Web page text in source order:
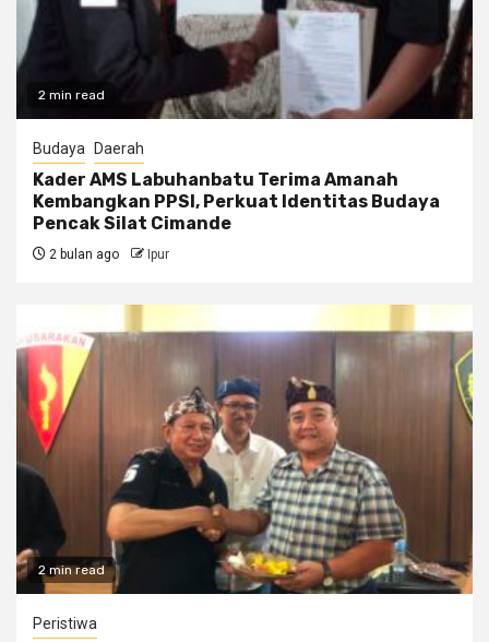
2 min read
Budaya Daerah
Kader AMS Labuhanbatu Terima Amanah
Kembangkan PPSI, Perkuat Identitas Budaya
Pencak Silat Cimande
2 bulan ago Ipur
2 min read
Peristiwa